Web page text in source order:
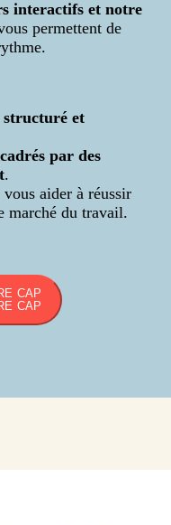
interactifs et notre
permettent de
et
par des
.
vous aider à réussir
marché du travail.
CAP
CAP